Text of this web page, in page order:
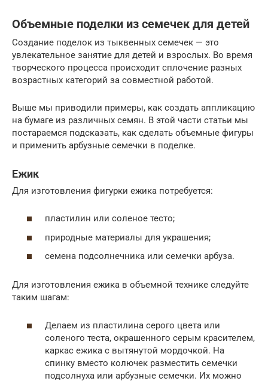
Объемные поделки из семечек для детей
Создание поделок из тыквенных семечек — это
увлекательное занятие для детей и взрослых. Во время
творческого процесса происходит сплочение разных
возрастных категорий за совместной работой.
Выше мы приводили примеры, как создать аппликацию
на бумаге из различных семян. В этой части статьи мы
постараемся подсказать, как сделать объемные фигуры
и применить арбузные семечки в поделке.
Ежик
Для изготовления фигурки ежика потребуется:
пластилин или соленое тесто;
природные материалы для украшения;
семена подсолнечника или семечки арбуза.
Для изготовления ежика в объемной технике следуйте
таким шагам:
Делаем из пластилина серого цвета или
соленого теста, окрашенного серым красителем,
каркас ежика с вытянутой мордочкой. На
спинку вместо колючек разместить семечки
подсолнуха или арбузные семечки. Их можно